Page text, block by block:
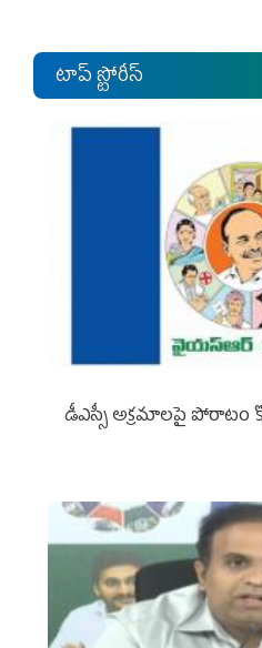
టాప్ స్టోరీస్
డీఎస్సీ అక్రమాలపై పోరాటం